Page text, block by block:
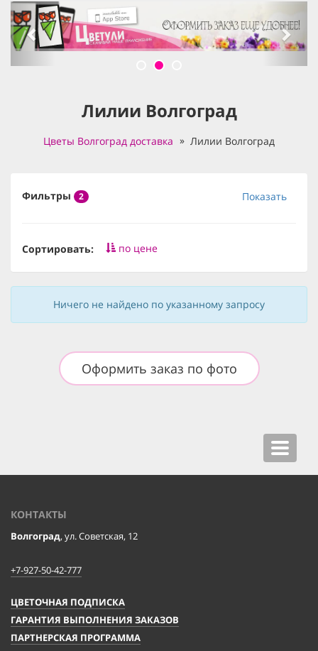
previous
Лилии Волгоград
Цветы Волгоград доставка Лилии Волгоград
Фильтры 2 Показать
Сортировать: по цене
Ничего не найдено по указанному запросу
Оформить заказ по фото
Toggle
КОНТАКТЫ
Волгоград, ул. Советская, 12
+7-927-50-42-777
ЦВЕТОЧНАЯ ПОДПИСКА
ГАРАНТИЯ ВЫПОЛНЕНИЯ ЗАКАЗОВ
ПАРТНЕРСКАЯ ПРОГРАММА